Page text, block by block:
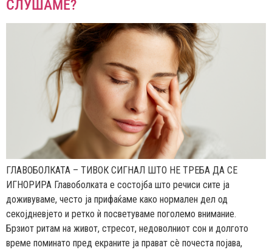
СЛУШАМЕ?
ГЛАВОБОЛКАТА – ТИВОК СИГНАЛ ШТО НЕ ТРЕБА ДА СЕ
ИГНОРИРА Главоболката е состојба што речиси сите ја
доживуваме, често ја прифаќаме како нормален дел од
секојдневјето и ретко ѝ посветуваме поголемо внимание.
Брзиот ритам на живот, стресот, недоволниот сон и долгото
време поминато пред екраните ја прават сè почеста појава,